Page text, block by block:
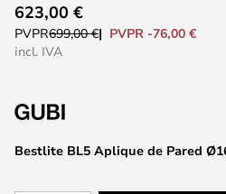
comienzo
galería
imágenes
Bestlite BL5 Aplique de Pared
623,00 €
PVPR699,00 €
PVPR -76,00 €
incl. IVA